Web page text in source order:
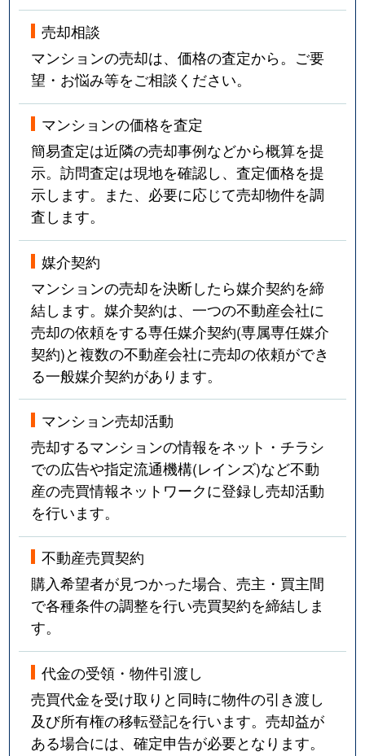
売却相談
マンションの売却は、価格の査定から。ご要
望・お悩み等をご相談ください。
マンションの価格を査定
簡易査定は近隣の売却事例などから概算を提
示。訪問査定は現地を確認し、査定価格を提
示します。また、必要に応じて売却物件を調
査します。
媒介契約
マンションの売却を決断したら媒介契約を締
結します。媒介契約は、一つの不動産会社に
売却の依頼をする専任媒介契約(専属専任媒介
契約)と複数の不動産会社に売却の依頼ができ
る一般媒介契約があります。
マンション売却活動
売却するマンションの情報をネット・チラシ
での広告や指定流通機構(レインズ)など不動
産の売買情報ネットワークに登録し売却活動
を行います。
不動産売買契約
購入希望者が見つかった場合、売主・買主間
で各種条件の調整を行い売買契約を締結しま
す。
代金の受領・物件引渡し
売買代金を受け取りと同時に物件の引き渡し
及び所有権の移転登記を行います。売却益が
ある場合には、確定申告が必要となります。